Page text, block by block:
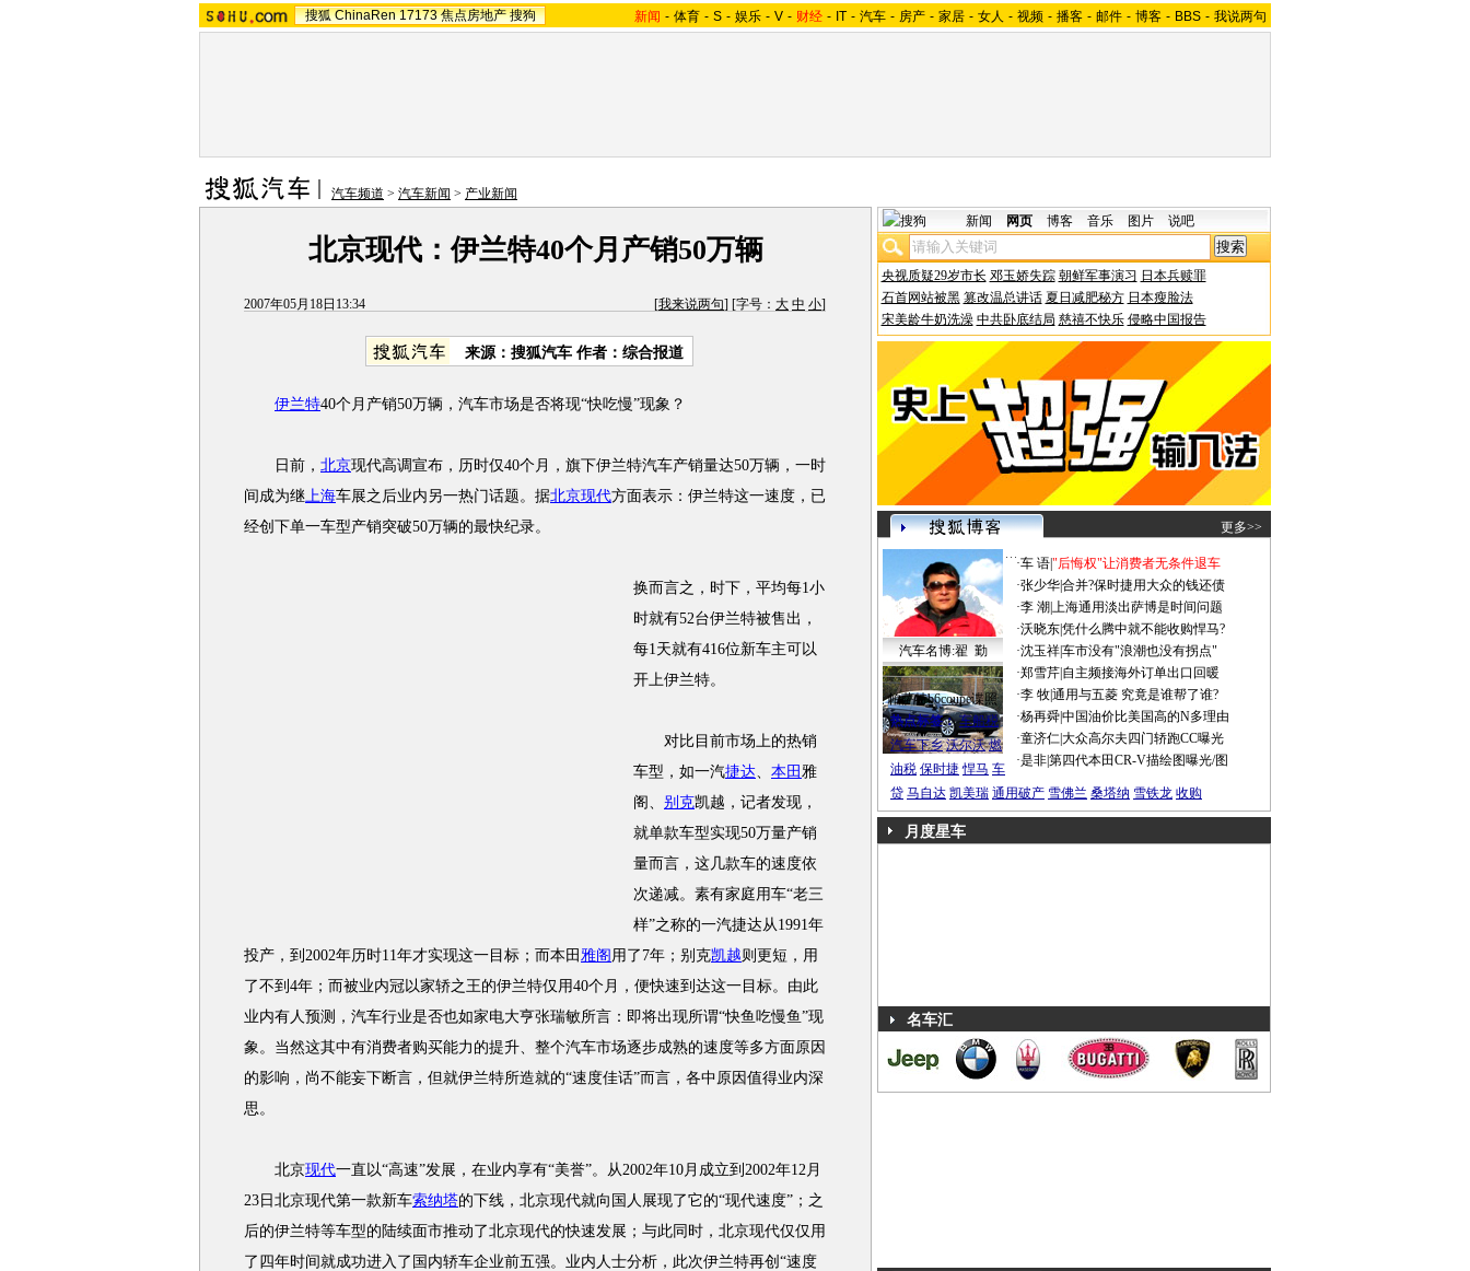
搜狐 ChinaRen 17173 焦点房地产 搜狗 新闻 - 体育 - S - 娱乐 - V - 财经 - IT - 汽车 - 房产 - 家居 - 女人 - 视频 - 播客 - 邮件 - 博客 - BBS - 我说两句
汽车频道 > 汽车新闻 > 产业新闻
北京现代：伊兰特40个月产销50万辆
2007年05月18日13:34 [我来说两句] [字号： 大 中 小]
来源：搜狐汽车 作者：综合报道
伊兰特40个月产销50万辆，汽车市场是否将现“快吃慢”现象？
日前， 北京现代高调宣布，历时仅40个月，旗下伊兰特汽车产销量达50万辆，一时
间成为继上海车展之后业内另一热门话题。据北京现代方面表示：伊兰特这一速度，已
经创下单一车型产销突破50万辆的最快纪录。
换而言之，时下，平均每1小
时就有52台伊兰特被售出，
每1天就有416位新车主可以
开上伊兰特。
对比目前市场上的热销
车型，如一汽捷达、 本田 雅
阁、 别克凯越，记者发现，
就单款车型实现50万量产销
量而言，这几款车的速度依
次递减。素有家庭用车“老三
样”之称的一汽捷达从1991年
投产，到2002年历时11年才实现这一目标；而本田 雅阁 用了7年；别克凯越则更短，用
了不到4年；而被业内冠以家轿之王的伊兰特仅用40个月，便快速到达这一目标。由此
业内有人预测，汽车行业是否也如家电大亨张瑞敏所言：即将出现所谓“快鱼吃慢鱼”现
象。当然这其中有消费者购买能力的提升、整个汽车市场逐步成熟的速度等多方面原因
的影响，尚不能妄下断言，但就伊兰特所造就的“速度佳话”而言，各中原因值得业内深
思。
北京现代一直以“高速”发展，在业内享有“美誉”。从2002年10月成立到2002年12月
23日北京现代第一款新车索纳塔的下线，北京现代就向国人展现了它的“现代速度”；之
后的伊兰特等车型的陆续面市推动了北京现代的快速发展；与此同时，北京现代仅仅用
了四年时间就成功进入了国内轿车企业前五强。业内人士分析，此次伊兰特再创“速度
新闻 网页 博客 音乐 图片 说吧
央视质疑29岁市长 邓玉娇失踪 朝鲜军事演习 日本兵赎罪
石首网站被黑 篡改温总讲话 夏日减肥秘方 日本瘦脸法
宋美龄牛奶洗澡 中共卧底结局 慈禧不快乐 侵略中国报告
更多>>
汽车名博:翟 勤
帕萨特b6coupe谍照
·车 语|"后悔权"让消费者无条件退车
·张少华|合并?保时捷用大众的钱还债
·李 潮 上海通用淡出萨博是时间问题
·沃晓东|凭什么腾中就不能收购悍马?
·沈玉祥|车市没有"浪潮也没有拐点"
·郑雪芹| 自主频接海外订单出口回暖
·李 牧|通用与五菱 究竟是谁帮了谁?
·杨再舜|中国油价比美国高的N多理由
·童济仁|大众高尔夫四门轿跑CC曝光
·是非|第四代本田CR-V描绘图曝光/图
热点标签： 车船税
汽车下乡 沃尔沃 燃
油税 保时捷 悍马 车
贷 马自达 凯美瑞 通用破产 雪佛兰 桑塔纳 雪铁龙 收购
月度星车
名车汇